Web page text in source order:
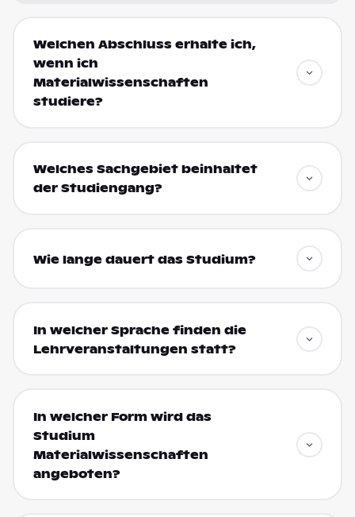
Welchen Abschluss erhalte ich,
wenn ich
Materialwissenschaften
studiere?
Welches Sachgebiet beinhaltet
der Studiengang?
Wie lange dauert das Studium?
In welcher Sprache finden die
Lehrveranstaltungen statt?
In welcher Form wird das
Studium
Materialwissenschaften
angeboten?